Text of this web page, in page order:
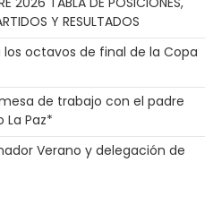
Y RESULTADOS
octavos de final de la Copa
de trabajo con el padre
La Paz*
Verano y delegación de